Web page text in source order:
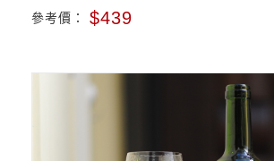
參考價： $439